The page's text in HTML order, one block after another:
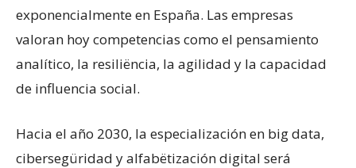
exponencialmente en España. Las empresas
valoran hoy competencias como el pensamiento
analítico, la resiliëncia, la agilidad y la capacidad
de influencia social.
​Hacia el año 2030, la especialización en big data,
cibersegüridad y alfabëtización digital será